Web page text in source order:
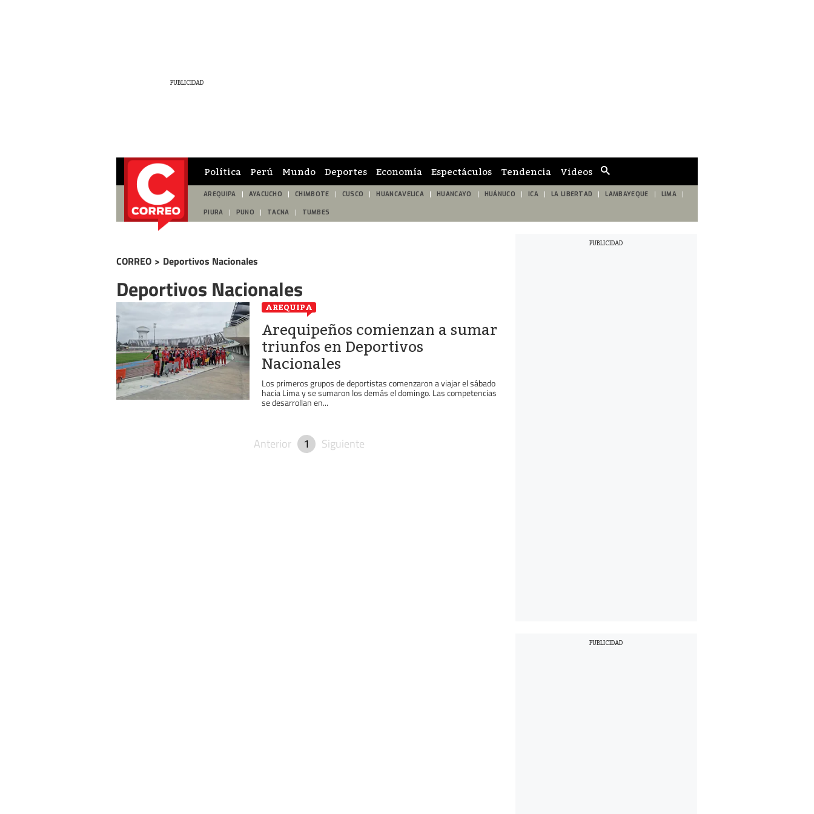
de
búsqueda
Política Perú Mundo Deportes Economía Espectáculos Tendencia Videos
AREQUIPA AYACUCHO CHIMBOTE CUSCO HUANCAVELICA HUANCAYO HUÁNUCO ICA LA LIBERTAD LAMBAYEQUE LIMA
PIURA PUNO TACNA TUMBES
CORREO > Deportivos Nacionales
Deportivos Nacionales
AREQUIPA
Arequipeños comienzan a sumar
triunfos en Deportivos
Nacionales
Los primeros grupos de deportistas comenzaron a viajar el sábado
hacia Lima y se sumaron los demás el domingo. Las competencias
se desarrollan en...
Anterior 1 Siguiente